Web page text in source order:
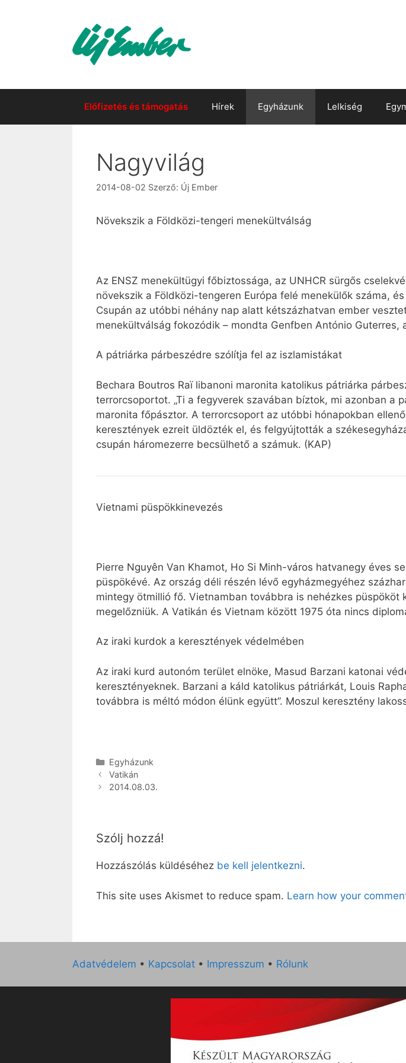
Előfizetés és támogatás Hírek Egyházunk Lelkiség
Nagyvilág
2014-08-02 Szerző: Új Ember
Növekszik a Földközi-tengeri menekültválság
Az ENSZ menekültügyi főbiztossága, az UNHCR sürgős
növekszik a Földközi-tengeren Európa felé menekülők száma,
Csupán az utóbbi néhány nap alatt kétszázhatvan ember
menekültválság fokozódik – mondta Genfben António Guterres,
A pátriárka párbeszédre szólítja fel az iszlamistákat
Bechara Boutros Raï libanoni maronita katolikus pátriárka
terrorcsoportot. „Ti a fegyverek szavában bíztok, mi azonban a
maronita főpásztor. A terrorcsoport az utóbbi hónapokban
keresztények ezreit üldözték el, és felgyújtották a
csupán háromezerre becsülhető a számuk. (KAP)
Vietnami püspökkinevezés
Pierre Nguyên Van Khamot, Ho Si Minh-város hatvanegy éves
püspökévé. Az ország déli részén lévő egyházmegyéhez
mintegy ötmillió fő. Vietnamban továbbra is nehézkes
megelőzniük. A Vatikán és Vietnam között 1975 óta nincs
Az iraki kurdok a keresztények védelmében
Az iraki kurd autonóm terület elnöke, Masud Barzani katonai
keresztényeknek. Barzani a káld katolikus pátriárkát, Louis
továbbra is méltó módon élünk együtt”. Moszul keresztény
Kategória
Egyházunk
Vatikán
2014.08.03.
Szólj hozzá!
Hozzászólás küldéséhez be kell jelentkezni.
This site uses Akismet to reduce spam. Learn how your
Adatvédelem • Kapcsolat • Impresszum • Rólunk